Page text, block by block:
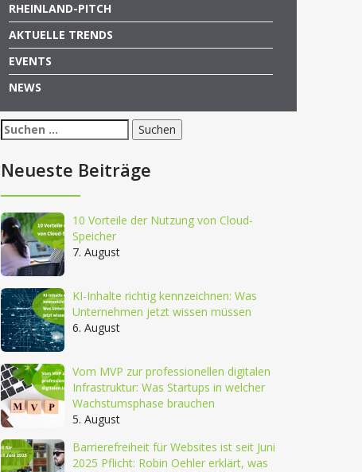
RHEINLAND-PITCH
AKTUELLE TRENDS
EVENTS
NEWS
Suchen
nach:
Neueste Beiträge
10 Vorteile der Nutzung von Cloud-
Speicher
7. August
KI-Inhalte richtig kennzeichnen: Was
Unternehmen jetzt wissen müssen
6. August
Vom MVP zur professionellen digitalen
Infrastruktur: Was Startups in welcher
Wachstumsphase brauchen
5. August
Barrierefreiheit für Websites ist seit Juni
2025 Pflicht: Robin Oehler erklärt, was